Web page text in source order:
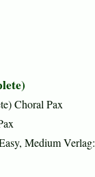
Choral Pax
Medium Verlag: